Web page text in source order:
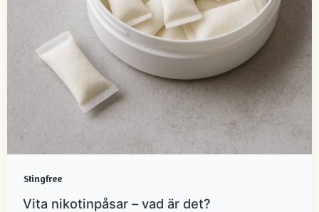
Stingfree
Vita nikotinpåsar – vad är det?